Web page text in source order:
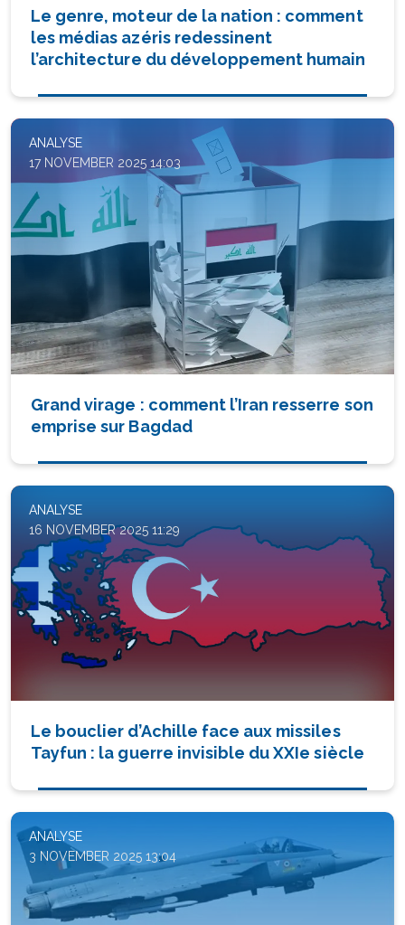
Le genre, moteur de la nation : comment
les médias azéris redessinent
l’architecture du développement humain
ANALYSE
17 NOVEMBER 2025 14:03
Grand virage : comment l’Iran resserre son
emprise sur Bagdad
ANALYSE
16 NOVEMBER 2025 11:29
Le bouclier d’Achille face aux missiles
Tayfun : la guerre invisible du XXIe siècle
ANALYSE
3 NOVEMBER 2025 13:04